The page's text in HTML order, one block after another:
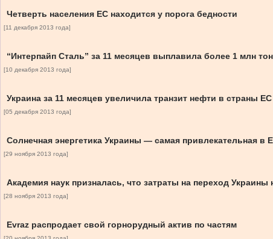
Четверть населения ЕС находится у порога бедности
[11 декабря 2013 года]
“Интерпайп Сталь” за 11 месяцев выплавила более 1 млн
[10 декабря 2013 года]
Украина за 11 месяцев увеличила транзит нефти в страны ЕС
[05 декабря 2013 года]
Солнечная энергетика Украины — самая привлекательная в
[29 ноября 2013 года]
Академия наук призналась, что затраты на переход
[28 ноября 2013 года]
Evraz распродает свой горнорудный актив по частям